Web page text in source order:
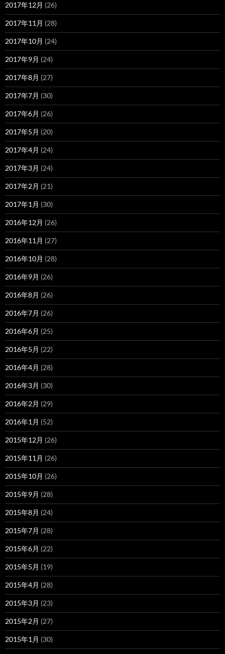
2017年12月 (26)
2017年11月 (28)
2017年10月 (24)
2017年9月 (24)
2017年8月 (27)
2017年7月 (30)
2017年6月 (26)
2017年5月 (20)
2017年4月 (24)
2017年3月 (24)
2017年2月 (21)
2017年1月 (30)
2016年12月 (26)
2016年11月 (27)
2016年10月 (28)
2016年9月 (26)
2016年8月 (26)
2016年7月 (26)
2016年6月 (25)
2016年5月 (22)
2016年4月 (28)
2016年3月 (30)
2016年2月 (29)
2016年1月 (52)
2015年12月 (26)
2015年11月 (26)
2015年10月 (26)
2015年9月 (28)
2015年8月 (24)
2015年7月 (28)
2015年6月 (22)
2015年5月 (19)
2015年4月 (28)
2015年3月 (23)
2015年2月 (27)
2015年1月 (30)